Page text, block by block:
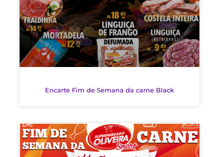
Encarte Fim de Semana da carne Black